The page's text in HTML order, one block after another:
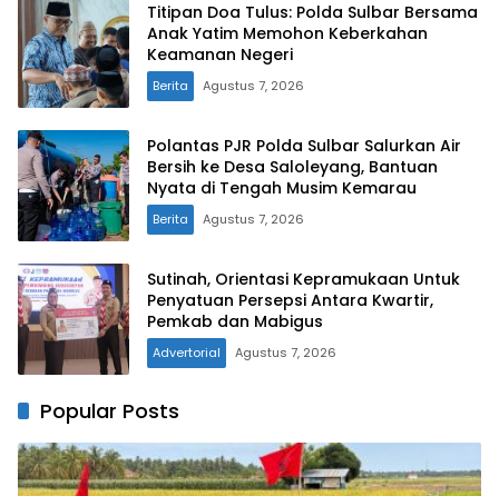
Titipan Doa Tulus: Polda Sulbar Bersama
Anak Yatim Memohon Keberkahan
Keamanan Negeri
Berita Agustus 7, 2026
Polantas PJR Polda Sulbar Salurkan Air
Bersih ke Desa Saloleyang, Bantuan
Nyata di Tengah Musim Kemarau
Berita Agustus 7, 2026
Sutinah, Orientasi Kepramukaan Untuk
Penyatuan Persepsi Antara Kwartir,
Pemkab dan Mabigus
Advertorial Agustus 7, 2026
Popular Posts